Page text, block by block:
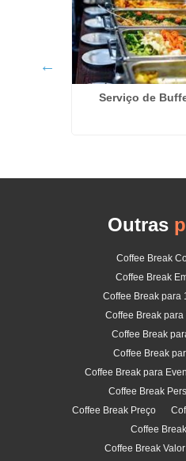
Serviço de
Outras
Coffee Break
Coffee Break
Coffee Break para
Coffee Break
Coffee Break
Coffee Break
Coffee Break para
Coffee Break
Coffee Break Preço
Coffee
Coffee Break